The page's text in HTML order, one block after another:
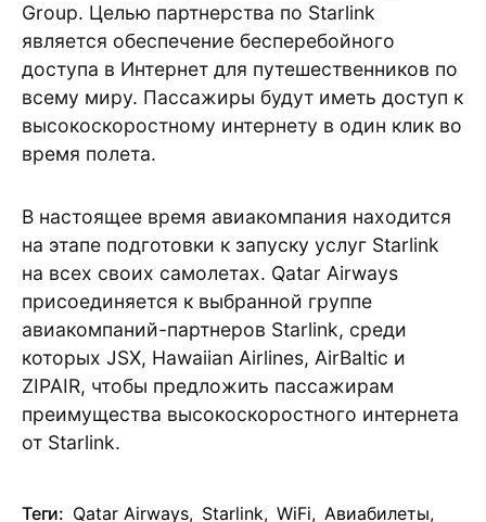
Group. Целью партнерства по Starlink
является обеспечение бесперебойного
доступа в Интернет для путешественников по
всему миру. Пассажиры будут иметь доступ к
высокоскоростному интернету в один клик во
время полета.
В настоящее время авиакомпания находится
на этапе подготовки к запуску услуг Starlink
на всех своих самолетах. Qatar Airways
присоединяется к выбранной группе
авиакомпаний-партнеров Starlink, среди
которых JSX, Hawaiian Airlines, AirBaltic и
ZIPAIR, чтобы предложить пассажирам
преимущества высокоскоростного интернета
от Starlink.
Теги: Qatar Airways, Starlink, WiFi, Авиабилеты,